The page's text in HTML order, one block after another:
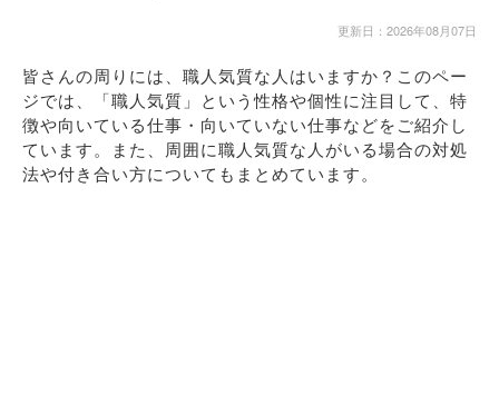
更新日：2026年08月07日
皆さんの周りには、職人気質な人はいますか？このペー
ジでは、「職人気質」という性格や個性に注目して、特
徴や向いている仕事・向いていない仕事などをご紹介し
ています。また、周囲に職人気質な人がいる場合の対処
法や付き合い方についてもまとめています。